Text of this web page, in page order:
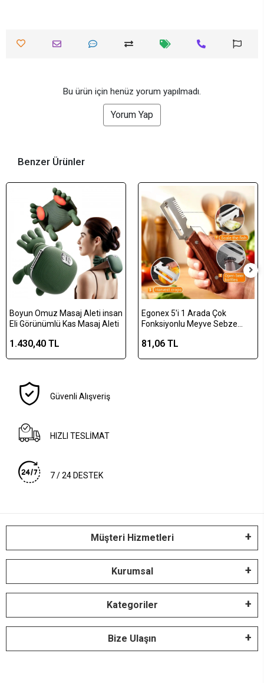
Bu ürün için henüz yorum yapılmadı.
Yorum Yap
Benzer Ürünler
Boyun Omuz Masaj Aleti insan
Eli Görünümlü Kas Masaj Aleti
1.430,40 TL
Egonex 5'i 1 Arada Çok
Fonksiyonlu Meyve Sebze
Şişe Açacağı – Ahşap Saplı
81,06 TL
Güvenli Alışveriş
HIZLI TESLİMAT
7 / 24 DESTEK
Müşteri Hizmetleri
Kurumsal
Kategoriler
Bize Ulaşın